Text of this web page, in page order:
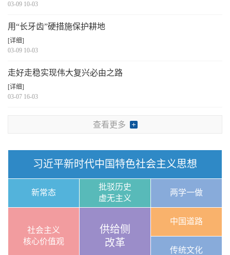
03-09 10-03
用“长牙齿”硬措施保护耕地
[详细]
03-09 10-03
走好走稳实现伟大复兴必由之路
[详细]
03-07 16-03
查看更多
习近平新时代中国特色社会主义思想
新常态
批驳历史
虚无主义
两学一做
社会主义
核心价值观
供给侧
改革
中国道路
传统文化